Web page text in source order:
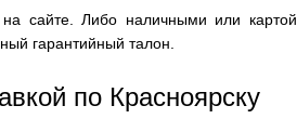
сайте. Либо наличными или картой
гарантийный талон.
по Красноярску